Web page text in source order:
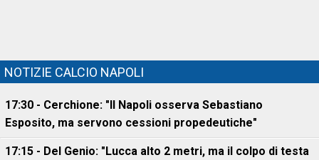
NOTIZIE CALCIO NAPOLI
17:30 - Cerchione: "Il Napoli osserva Sebastiano
Esposito, ma servono cessioni propedeutiche"
17:15 - Del Genio: "Lucca alto 2 metri, ma il colpo di testa